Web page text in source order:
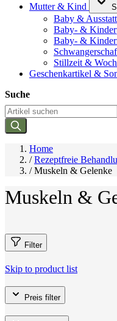
Mutter & Kind
Baby &
Baby- &
Baby- &
Stillzeit &
Geschenkartikel &
Suche
Home
/ Rezeptfreie
/ Muskeln & Gelenke
Muskeln &
Filter
Skip to product list
Preis filter